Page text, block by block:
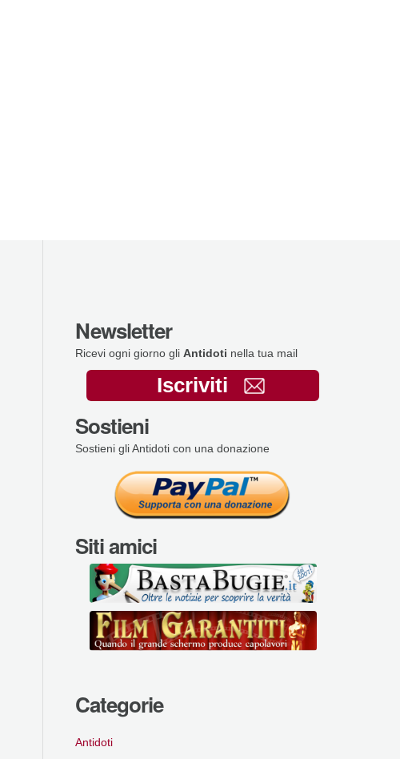
Newsletter
Ricevi ogni giorno gli Antidoti nella tua mail
Iscriviti
Sostieni
Sostieni gli Antidoti con una donazione
Siti amici
Categorie
Antidoti